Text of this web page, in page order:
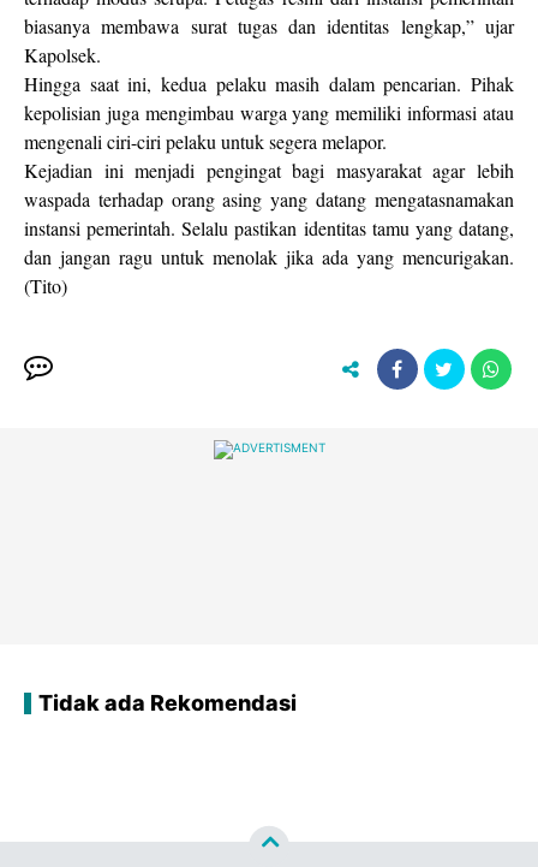
biasanya membawa surat tugas dan identitas lengkap,” ujar
Kapolsek.
Hingga saat ini, kedua pelaku masih dalam pencarian. Pihak
kepolisian juga mengimbau warga yang memiliki informasi atau
mengenali ciri-ciri pelaku untuk segera melapor.
Kejadian ini menjadi pengingat bagi masyarakat agar lebih
waspada terhadap orang asing yang datang mengatasnamakan
instansi pemerintah. Selalu pastikan identitas tamu yang datang,
dan jangan ragu untuk menolak jika ada yang mencurigakan.
(Tito)
Tidak ada Rekomendasi